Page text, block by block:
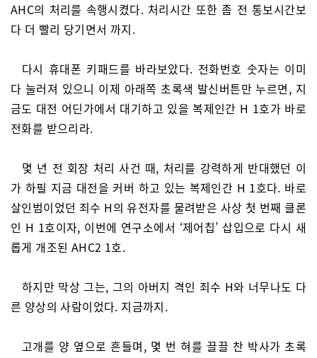
AHC의 처리를 속행시켰다. 처리시간 또한 좀 전 통보시간보
다 더 빨리 당기면서 까지.
다시 휴대폰 키패드를 바라보았다. 전화번호 숫자는 이미
다 눌러져 있으니 이제 아래쪽 초록색 발신버튼만 누르면, 지
금도 대전 어딘가에서 대기하고 있을 복제인간 H 1호가 바로
전화를 받으리라.
몇 년 전 회장 처리 사건 때, 처리를 강력하게 반대했던 이
가 하필 지금 대전을 커버 하고 있는 복제인간 H 1호다. 바로
살인범이었던 죄수 H의 유전자를 물려받은 사상 첫 번째 클론
인 H 1호이자, 이번에 연구소에서 ‘제어칩’ 삽입으로 다시 새
롭게 개조된 AHC2 1호.
하지만 막상 그는, 그의 아버지 격인 죄수 H와 너무나도 다
른 양상의 사람이었다. 지금까지.
고개를 양 옆으로 흔들며, 몇 번 혀를 끌끌 찬 박사가 초록